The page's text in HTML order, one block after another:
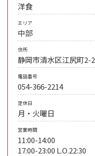
洋食
エリア
中部
住所
静岡市清水区江尻町2-2
電話番号
054-366-2214
定休日
月・火曜日
営業時間
11:00-14:00
17:00-23:00 L.O.22:30